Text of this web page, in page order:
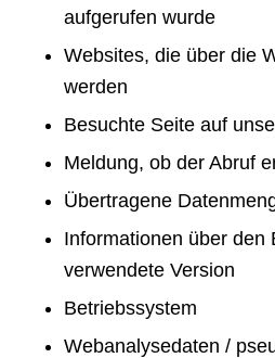
aufgerufen wurde
Websites, die über die
werden
Besuchte Seite auf
Meldung, ob der Abruf
Übertragene
Informationen über den
verwendete Version
Betriebssystem
Webanalysedaten /